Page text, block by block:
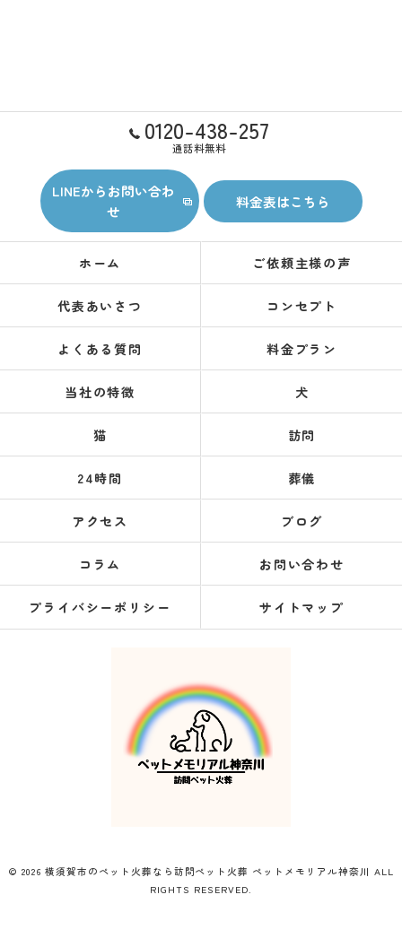
0120-438-257
通話料無料
LINEからお問い合わ
せ
料金表はこちら
ホーム ご依頼主様の声
代表あいさつ コンセプト
よくある質問 料金プラン
当社の特徴 犬
猫 訪問
24時間 葬儀
アクセス ブログ
コラム お問い合わせ
プライバシーポリシー サイトマップ
© 2026 横須賀市のペット火葬なら訪問ペット火葬 ペットメモリアル神奈川 ALL
RIGHTS RESERVED.